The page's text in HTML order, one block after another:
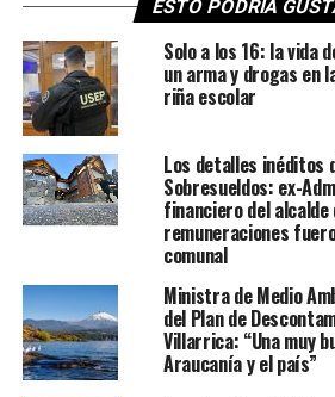
ESTO PODRÍA
Solo a los 16: la vida
un arma y drogas en
riña escolar
Los detalles inéditos
Sobresueldos: ex-
financiero del alcalde
remuneraciones
comunal
Ministra de Medio
del Plan de
Villarrica: “Una muy
Araucanía y el país”